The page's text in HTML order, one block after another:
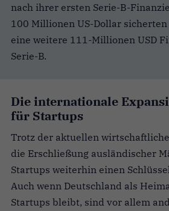
nach ihrer ersten Serie-B-
100 Millionen US-Dollar
eine weitere 111-Millionen USD
Serie-B.
Die internationale
für Startups
Trotz der aktuellen
die Erschließung ausländischer
Startups weiterhin einen
Auch wenn Deutschland als
Startups bleibt, sind vor allem